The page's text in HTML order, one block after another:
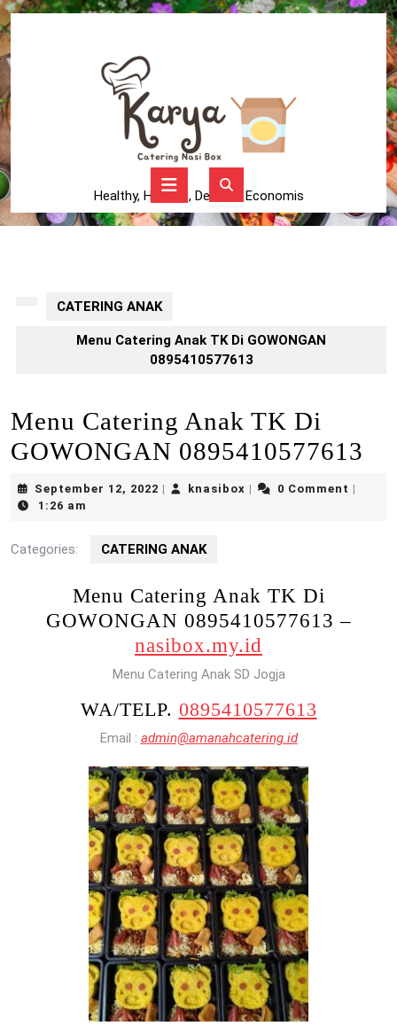
Skip
to
content
Healthy, Higienis, Delicius, Economis
Button
CATERING ANAK
Menu Catering Anak TK Di GOWONGAN
0895410577613
Menu Catering Anak TK Di
GOWONGAN 0895410577613
September 12, 2022 September
knasibox knasibox0 Comment
1:26 am
Categories: CATERING ANAK
Menu Catering Anak TK Di
GOWONGAN 0895410577613 –
nasibox.my.id
Menu Catering Anak SD Jogja
WA/TELP. 0895410577613
Email : admin@amanahcatering.id